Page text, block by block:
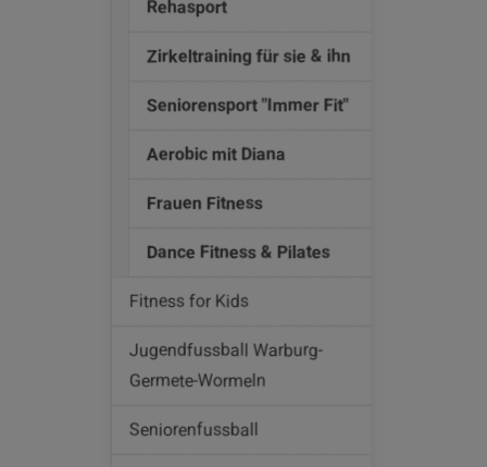
Rehasport
Zirkeltraining für sie & ihn
Seniorensport "Immer Fit"
Aerobic mit Diana
Frauen Fitness
Dance Fitness & Pilates
Fitness for Kids
Jugendfussball Warburg-
Germete-Wormeln
Seniorenfussball